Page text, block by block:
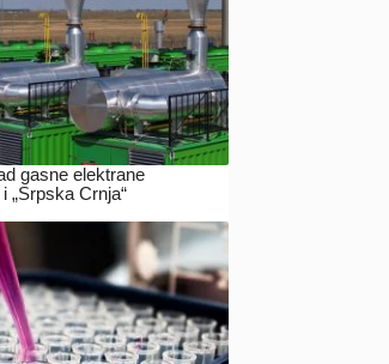
gasne elektrane
„Srpska Crnja“